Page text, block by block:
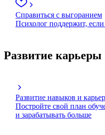
Справиться с выгоранием
Психолог поддержит, если
Развитие карьеры
Развитие навыков и
Постройте свой план
и зарабатывать больше